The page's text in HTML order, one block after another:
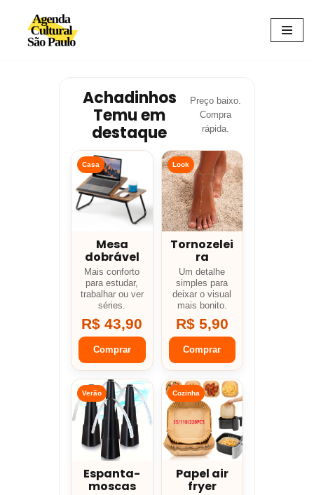
Avançar
Achadinhos
Temu em
destaque
Preço baixo.
Compra
rápida.
Casa
Mesa
dobrável
Mais conforto
para estudar,
trabalhar ou ver
séries.
R$ 43,90
Comprar
Look
Tornozelei
ra
Um detalhe
simples para
deixar o visual
mais bonito.
R$ 5,90
Comprar
Verão
Espanta-
moscas
Cozinha
Papel air
fryer